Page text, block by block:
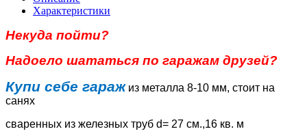
Характеристики
Некуда пойти?
Надоело шататься по гаражам друзей?
Купи себе гараж из металла 8-10 мм, стоит на
санях
сваренных из железных труб d= 27 см.,16 кв. м